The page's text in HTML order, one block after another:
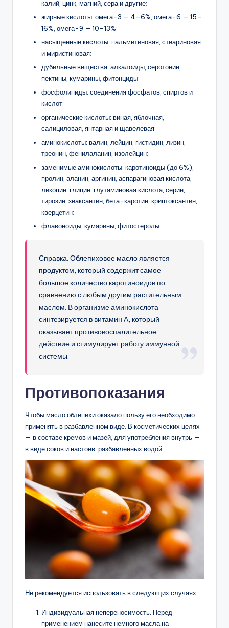
калий, цинк, магний, сера и другие;
жирные кислоты: омега-3 — 4–6%, омега-6 — 15–
16%, омега-9 — 10–13%;
насыщенные кислоты: пальмитиновая, стеариновая
и миристиновая;
дубильные вещества: алкалоиды, серотонин,
пектины, кумарины, фитонциды;
фосфолипиды: соединения фосфатов, спиртов и
кислот;
органические кислоты: виная, яблочная,
салициловая, янтарная и щавелевая;
аминокислоты: валин, лейцин, гистидин, лизин,
треонин, фенилаланин, изолейцин;
заменимые аминокислоты: каротиноиды (до 6%),
пролин, аланин, аргинин, аспарагиновая кислота,
ликопин, глицин, глутаминовая кислота, серин,
тирозин, зеаксантин, бета-каротин, криптоксантин,
кверцетин;
флавоноиды, кумарины, фитостеролы.
Справка. Облепиховое масло является
продуктом, который содержит самое
большое количество каротиноидов по
сравнению с любым другим растительным
маслом. В организме аминокислота
синтезируется в витамин А, который
оказывает противовоспалительное
действие и стимулирует работу иммунной
системы.
Противопоказания
Чтобы масло облепихи оказало пользу его необходимо
применять в разбавленном виде. В косметических целях
— в составе кремов и мазей, для употребления внутрь —
в виде соков и настоев, разбавленных водой.
Не рекомендуется использовать в следующих случаях:
Индивидуальная непереносимость. Перед
применением нанесите немного масла на